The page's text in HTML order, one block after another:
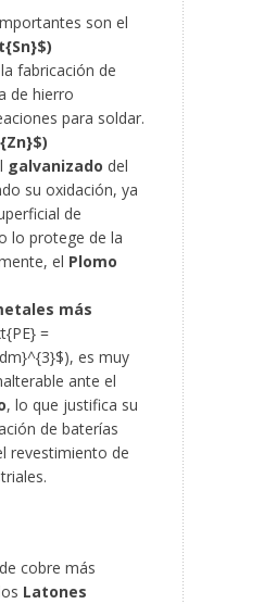
son el
fabricación de
de hierro
para soldar.
galvanizado del
su oxidación, ya
de
lo protege de la
el Plomo
más
=
es muy
ante el
, lo que justifica su
de baterías
revestimiento de
cobre más
Latones